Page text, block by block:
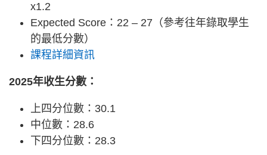
x1.2
Expected Score：22 – 27（參考往年錄取學生
的最低分數）
課程詳細資訊
2025年收生分數：
上四分位數：30.1
中位數：28.6
下四分位數：28.3